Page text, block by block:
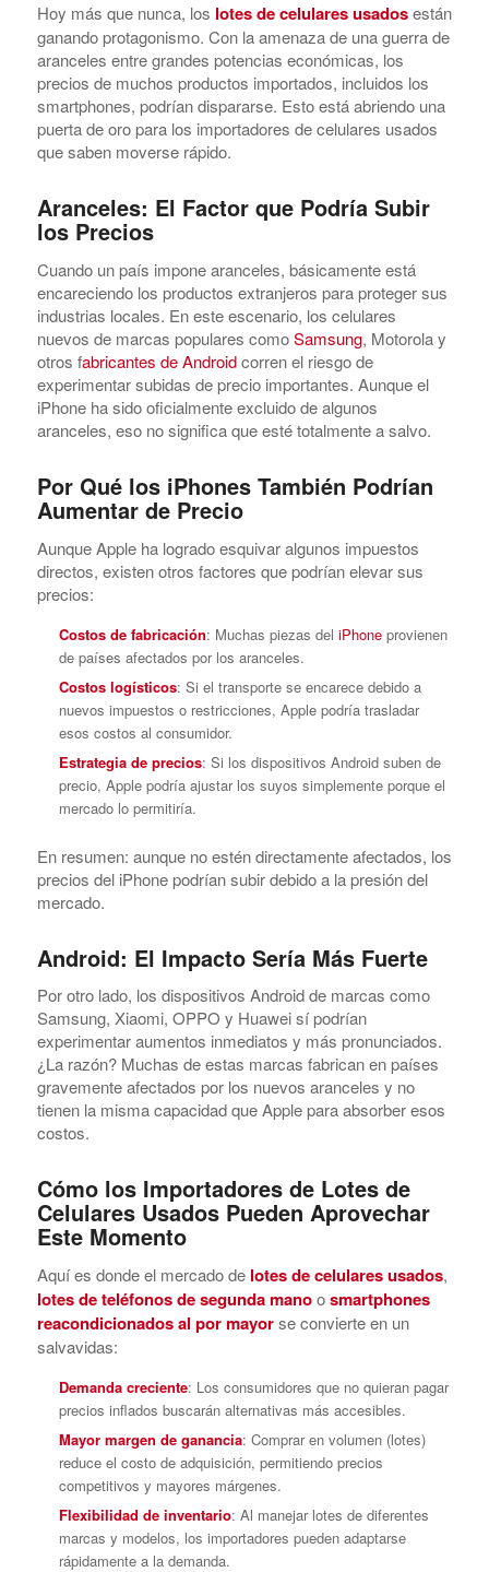
Hoy más que nunca, los lotes de celulares usadosestán
ganando protagonismo. Con la amenaza de una guerra de
aranceles entre grandes potencias económicas, los
precios de muchos productos importados, incluidos los
smartphones, podrían dispararse. Esto está abriendo una
puerta de oro para los importadores de celulares usados
que saben moverse rápido.
Aranceles: El Factor que Podría Subir
los Precios
Cuando un país impone aranceles, básicamente está
encareciendo los productos extranjeros para proteger sus
industrias locales. En este escenario, los celulares
nuevos de marcas populares comoSamsung, Motorola y
otros fabricantes de Androidcorren el riesgo de
experimentar subidas de precio importantes. Aunque el
iPhone ha sido oficialmente excluido de algunos
aranceles, eso no significa que esté totalmente a salvo.
Por Qué los iPhones También Podrían
Aumentar de Precio
Aunque Apple ha logrado esquivar algunos impuestos
directos, existen otros factores que podrían elevar sus
precios:
Costos de fabricación: Muchas piezas del iPhoneprovienen
de países afectados por los aranceles.
Costos logísticos: Si el transporte se encarece debido a
nuevos impuestos o restricciones, Apple podría trasladar
esos costos al consumidor.
Estrategia de precios: Si los dispositivos Android suben de
precio, Apple podría ajustar los suyos simplemente porque el
mercado lo permitiría.
En resumen: aunque no estén directamente afectados, los
precios del iPhone podrían subir debido a la presión del
mercado.
Android: El Impacto Sería Más Fuerte
Por otro lado, los dispositivos Android de marcas como
Samsung, Xiaomi, OPPO y Huawei sí podrían
experimentar aumentos inmediatos y más pronunciados.
¿La razón? Muchas de estas marcas fabrican en países
gravemente afectados por los nuevos aranceles y no
tienen la misma capacidad que Apple para absorber esos
costos.
Cómo los Importadores de Lotes de
Celulares Usados Pueden Aprovechar
Este Momento
Aquí es donde el mercado de lotes de celulares usados,
lotes de teléfonos de segunda manoosmartphones
reacondicionados al por mayorse convierte en un
salvavidas:
Demanda creciente: Los consumidores que no quieran pagar
precios inflados buscarán alternativas más accesibles.
Mayor margen de ganancia: Comprar en volumen (lotes)
reduce el costo de adquisición, permitiendo precios
competitivos y mayores márgenes.
Flexibilidad de inventario: Al manejar lotes de diferentes
marcas y modelos, los importadores pueden adaptarse
rápidamente a la demanda.